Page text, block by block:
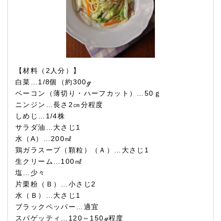
【材料（2人分）】
白菜…1/8個（約300ℊ
ベーコン（薄切り・ハーフカット）…50ｇ
ニンジン…長さ2㎝分程度
しめじ…1/4株
サラダ油…大さじ1
水（A）…200㎖
鶏ガラスープ（顆粒）（Ａ）…大さじ1
生クリーム…100㎖
塩…少々
片栗粉（Ｂ）…小さじ2
水（Ｂ）…大さじ1
ブラックペッパー…適宜
スパゲッティ…120～150ℊ程度